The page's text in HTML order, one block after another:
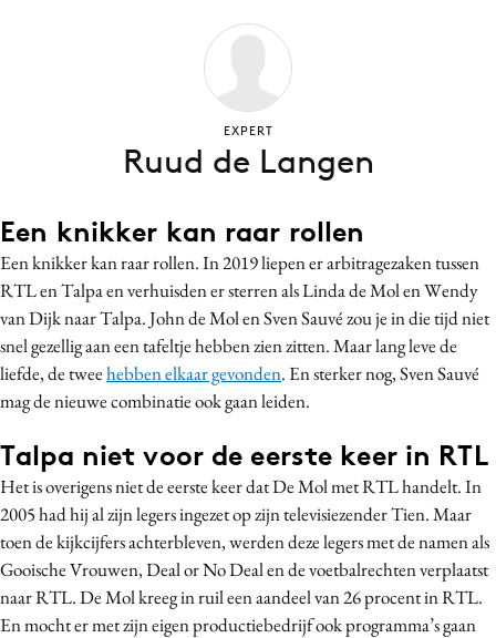
Artificial Intelligence
Campagnes
Carriere
Contentmarketing
Craft
Customer Experience
Data & Insights
Design
Digital transformation
Diversiteit
Effectiviteit
Gedragsverandering
Influencer marketing
Interne communicatie
Een knikker kan raar rollen
Een knikker kan raar rollen. In 2019 liepen er arbitragezaken tussen
RTL en Talpa en verhuisden er sterren als Linda de Mol en Wendy
van Dijk naar Talpa. John de Mol en Sven Sauvé zou je in die tijd niet
snel gezellig aan een tafeltje hebben zien zitten. Maar lang leve de
liefde, de tweehebben elkaar gevonden. En sterker nog, Sven Sauvé
mag de nieuwe combinatie ook gaan leiden.
Talpa niet voor de eerste keer in RTL
Het is overigens niet de eerste keer dat De Mol met RTL handelt. In
2005 had hij al zijn legers ingezet op zijn televisiezender Tien. Maar
toen de kijkcijfers achterbleven, werden deze legers met de namen als
Gooische Vrouwen, Deal or No Deal en de voetbalrechten verplaatst
naar RTL. De Mol kreeg in ruil een aandeel van 26 procent in RTL.
En mocht er met zijn eigen productiebedrijf ook programma’s gaan
EXPERT
Ruud de Langen